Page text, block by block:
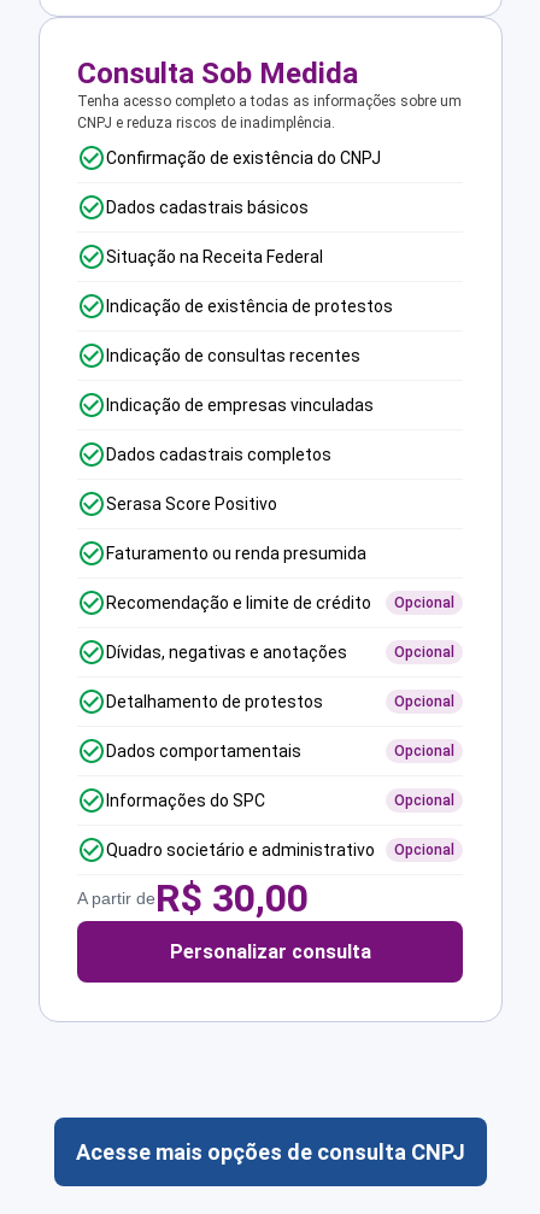
Consulta Sob Medida
Tenha acesso completo a todas as informações sobre um
CNPJ e reduza riscos de inadimplência.
Confirmação de existência do CNPJ
Dados cadastrais básicos
Situação na Receita Federal
Indicação de existência de protestos
Indicação de consultas recentes
Indicação de empresas vinculadas
Dados cadastrais completos
Serasa Score Positivo
Faturamento ou renda presumida
Recomendação e limite de crédito Opcional
Dívidas, negativas e anotações Opcional
Detalhamento de protestos Opcional
Dados comportamentais Opcional
Informações do SPC Opcional
Quadro societário e administrativo Opcional
A partir deR$ 30,00
Personalizar consulta
Acesse mais opções de consulta CNPJ